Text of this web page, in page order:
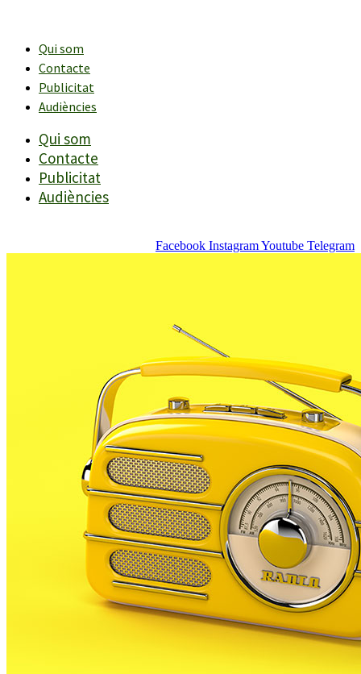
contingutQui som
Contacte
Publicitat
Audiències
Qui som
Contacte
Publicitat
Audiències
Facebook InstagramYoutube Telegram